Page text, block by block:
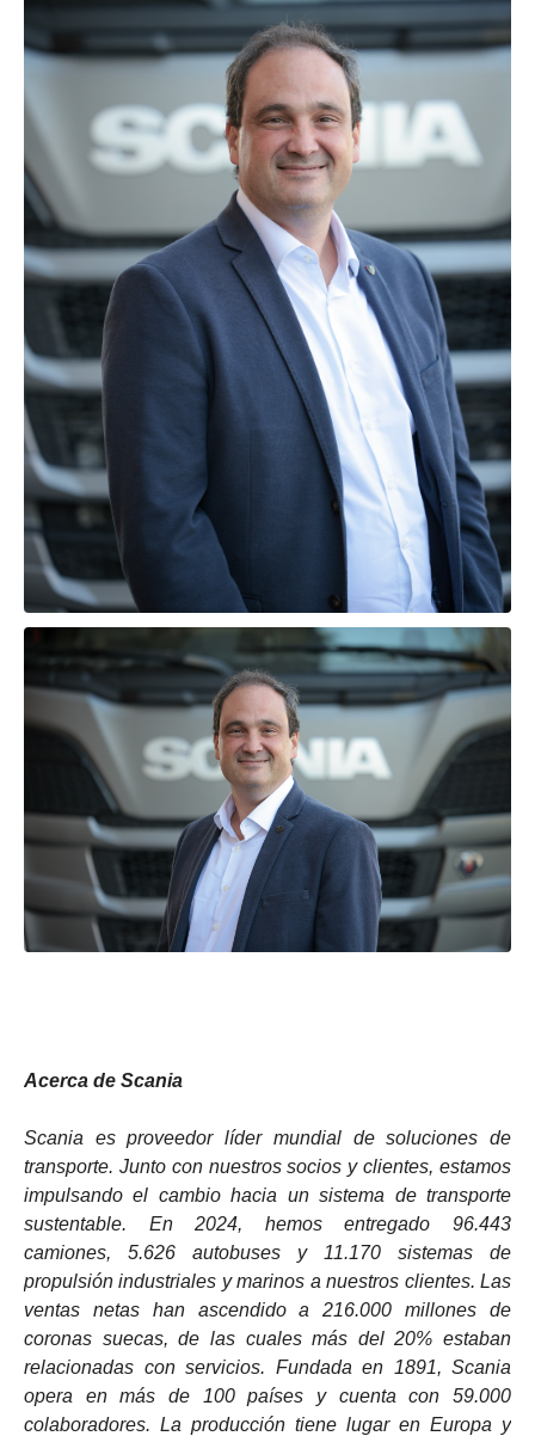
Acerca de Scania
Scania es proveedor líder mundial de soluciones de
transporte. Junto con nuestros socios y clientes, estamos
impulsando el cambio hacia un sistema de transporte
sustentable. En 2024, hemos entregado 96.443
camiones, 5.626 autobuses y 11.170 sistemas de
propulsión industriales y marinos a nuestros clientes. Las
ventas netas han ascendido a 216.000 millones de
coronas suecas, de las cuales más del 20% estaban
relacionadas con servicios. Fundada en 1891, Scania
opera en más de 100 países y cuenta con 59.000
colaboradores. La producción tiene lugar en Europa y